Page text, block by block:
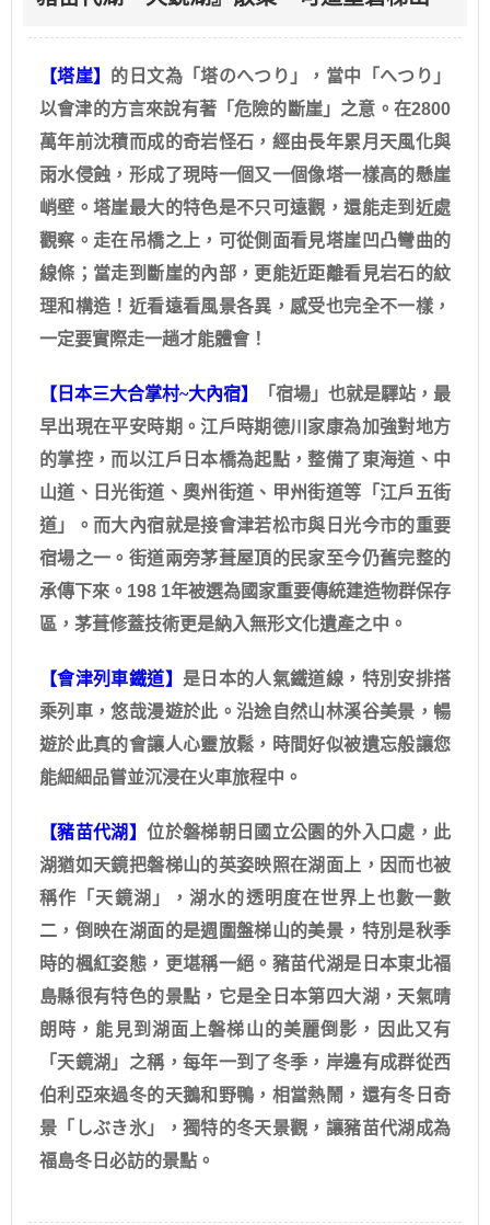
【塔崖】 的日文為「塔のへつり」，當中「へつり」
以會津的方言來說有著「危險的斷崖」之意。在2800
萬年前沈積而成的奇岩怪石，經由長年累月天風化與
雨水侵蝕，形成了現時一個又一個像塔一樣高的懸崖
峭壁。塔崖最大的特色是不只可遠觀，還能走到近處
觀察。走在吊橋之上，可從側面看見塔崖凹凸彎曲的
線條；當走到斷崖的內部，更能近距離看見岩石的紋
理和構造！近看遠看風景各異，感受也完全不一樣，
一定要實際走一趟才能體會！
【日本三大合掌村~大內宿】
「宿場」也就是驛站，最
早出現在平安時期。江戶時期德川家康為加強對地方
的掌控，而以江戶日本橋為起點，整備了東海道、中
山道、日光街道、奧州街道、甲州街道等「江戶五街
道」。而大內宿就是接會津若松市與日光今市的重要
宿場之一。街道兩旁茅葺屋頂的民家至今仍舊完整的
承傳下來。198 1年被選為國家重要傳統建造物群保存
區，茅葺修蓋技術更是納入無形文化遺產之中。
【會津列車鐵道】 是日本的人氣鐵道線，特別安排搭
乘列車，悠哉漫遊於此。沿途自然山林溪谷美景，暢
遊於此真的會讓人心靈放鬆，時間好似被遺忘般讓您
能細細品嘗並沉浸在火車旅程中。
【豬苗代湖】位於磐梯朝日國立公園的外入口處，此
湖猶如天鏡把磐梯山的英姿映照在湖面上，因而也被
稱作「天鏡湖」，湖水的透明度在世界上也數一數
二，倒映在湖面的是週圍盤梯山的美景，特別是秋季
時的楓紅姿態，更堪稱一絕。豬苗代湖是日本東北福
島縣很有特色的景點，它是全日本第四大湖，天氣晴
朗時，能見到湖面上磐梯山的美麗倒影，因此又有
「天鏡湖」之稱，每年一到了冬季，岸邊有成群從西
伯利亞來過冬的天鵝和野鴨，相當熱鬧，還有冬日奇
景「しぶき氷」，獨特的冬天景觀，讓豬苗代湖成為
福島冬日必訪的景點。